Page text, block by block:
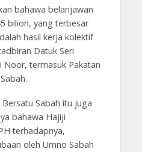
bahawa belanjawan
bilion, yang terbesar
hasil kerja kolektif
Datuk Seri
Noor, termasuk Pakatan
Sabah itu juga
bahawa Hajiji
terhadapnya,
oleh Umno Sabah